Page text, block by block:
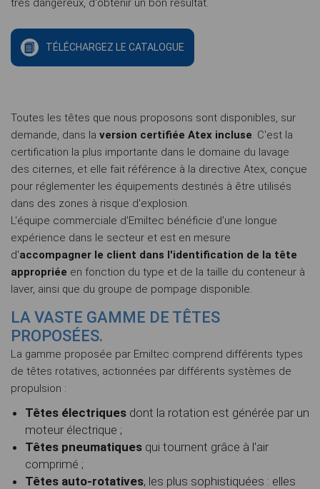
très dangereux, d'obtenir un bon résultat.
TÉLÉCHARGEZ LE CATALOGUE
Toutes les têtes que nous proposons sont disponibles, sur
demande, dans la version certifiée Atex incluse. C'est la
certification la plus importante dans le domaine du lavage
des citernes, et elle fait référence à la directive Atex, conçue
pour réglementer les équipements destinés à être utilisés
dans des zones à risque d'explosion.
L'équipe commerciale d'Emiltec bénéficie d'une longue
expérience dans le secteur et est en mesure
d'accompagner le client dans l'identification de la tête
appropriée en fonction du type et de la taille du conteneur à
laver, ainsi que du groupe de pompage disponible.
LA VASTE GAMME DE TÊTES
PROPOSÉES.
La gamme proposée par Emiltec comprend différents types
de têtes rotatives, actionnées par différents systèmes de
propulsion :
Têtes électriques dont la rotation est générée par un
moteur électrique ;
Têtes pneumatiques qui tournent grâce à l'air
comprimé ;
Têtes auto-rotatives, les plus sophistiquées : elles